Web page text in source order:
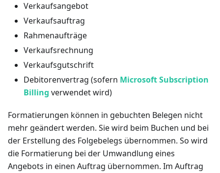
Verkaufsangebot
Verkaufsauftrag
Rahmenaufträge
Verkaufsrechnung
Verkaufsgutschrift
Debitorenvertrag (sofern Microsoft Subscription
Billing verwendet wird)
Formatierungen können in gebuchten Belegen nicht
mehr geändert werden. Sie wird beim Buchen und bei
der Erstellung des Folgebelegs übernommen. So wird
die Formatierung bei der Umwandlung eines
Angebots in einen Auftrag übernommen. Im Auftrag